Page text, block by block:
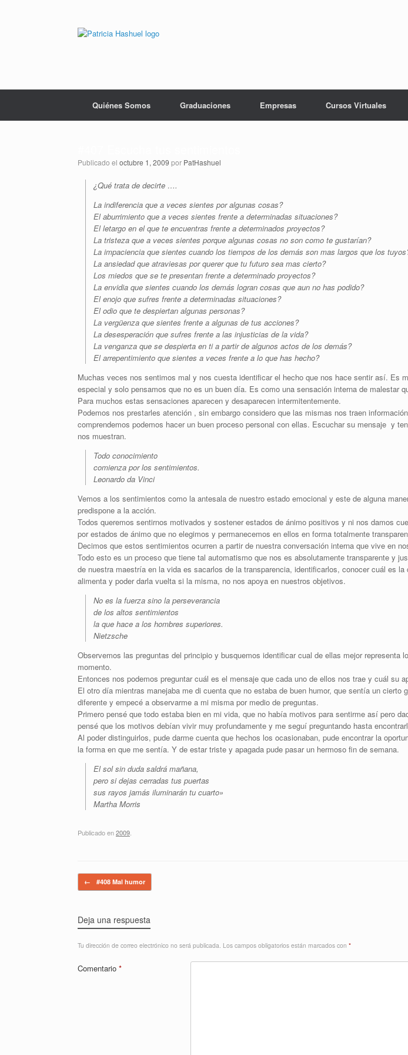
Quiénes Somos Graduaciones Empresas Cursos Virtuales
Publicado el octubre 1, 2009 por PatHashuel
¿Qué trata de decirte ….
La indiferencia que a veces sientes por algunas cosas?
El aburrimiento que a veces sientes frente a determinadas situaciones?
El letargo en el que te encuentras frente a determinados proyectos?
La tristeza que a veces sientes porque algunas cosas no son como te gustarían?
La impaciencia que sientes cuando los tiempos de los demás son mas largos que los
La ansiedad que atraviesas por querer que tu futuro sea mas cierto?
Los miedos que se te presentan frente a determinado proyectos?
La envidia que sientes cuando los demás logran cosas que aun no has podido?
El enojo que sufres frente a determinadas situaciones?
El odio que te despiertan algunas personas?
La vergüenza que sientes frente a algunas de tus acciones?
La desesperación que sufres frente a las injusticias de la vida?
La venganza que se despierta en ti a partir de algunos actos de los demás?
El arrepentimiento que sientes a veces frente a lo que has hecho?
Muchas veces nos sentimos mal y nos cuesta identificar el hecho que nos hace sentir así. Es
especial y solo pensamos que no es un buen día. Es como una sensación interna de malestar
Para muchos estas sensaciones aparecen y desaparecen intermitentemente.
Podemos nos prestarles atención , sin embargo considero que las mismas nos traen
comprendemos podemos hacer un buen proceso personal con ellas. Escuchar su mensaje y
nos muestran.
Todo conocimiento
comienza por los sentimientos.
Leonardo da Vinci
Vemos a los sentimientos como la antesala de nuestro estado emocional y este de alguna
predispone a la acción.
Todos queremos sentirnos motivados y sostener estados de ánimo positivos y ni nos damos
por estados de ánimo que no elegimos y permanecemos en ellos en forma totalmente
Decimos que estos sentimientos ocurren a partir de nuestra conversación interna que vive en
Todo esto es un proceso que tiene tal automatismo que nos es absolutamente transparente y
de nuestra maestría en la vida es sacarlos de la transparencia, identificarlos, conocer cuál es la
alimenta y poder darla vuelta si la misma, no nos apoya en nuestros objetivos.
No es la fuerza sino la perseverancia
de los altos sentimientos
la que hace a los hombres superiores.
Nietzsche
Observemos las preguntas del principio y busquemos identificar cual de ellas mejor representa
momento.
Entonces nos podemos preguntar cuál es el mensaje que cada uno de ellos nos trae y cuál su
El otro día mientras manejaba me di cuenta que no estaba de buen humor, que sentía un cierto
diferente y empecé a observarme a mi misma por medio de preguntas.
Primero pensé que todo estaba bien en mi vida, que no había motivos para sentirme así pero
pensé que los motivos debían vivir muy profundamente y me seguí preguntando hasta
Al poder distinguirlos, pude darme cuenta que hechos los ocasionaban, pude encontrar la
la forma en que me sentía. Y de estar triste y apagada pude pasar un hermoso fin de semana.
El sol sin duda saldrá mañana,
pero si dejas cerradas tus puertas
sus rayos jamás iluminarán tu cuarto»
Martha Morris
Publicado en2009
Navegador de artículos
← #408 Mal humor
Deja una respuesta
Tu dirección de correo electrónico no será publicada. Los campos obligatorios están marcados con *
Comentario *